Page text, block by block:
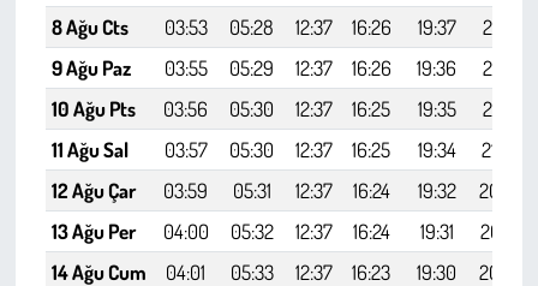
8 Ağu Cts
03:53 05:28 12:37 16:26 19:37
21:05
9 Ağu Paz
03:55 05:29 12:37 16:26 19:36
21:04
10 Ağu Pts
03:56 05:30 12:37 16:25 19:35
21:02
11 Ağu Sal
03:57 05:30 12:37 16:25 19:34
21:00
12 Ağu Çar
03:59 05:31 12:37 16:24 19:32
20:59
13 Ağu Per
04:00 05:32 12:37 16:24 19:31
20:57
14 Ağu Cum
04:01 05:33 12:37 16:23 19:30
20:56